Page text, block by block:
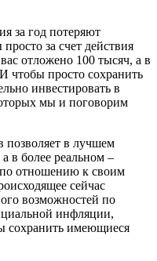
за год потеряют
за счет действия
отложено 100 тысяч, а в
чтобы просто сохранить
инвестировать в
мы и поговорим
позволяет в лучшем
в более реальном –
отношению к своим
сейчас
возможностей по
инфляции,
сохранить имеющиеся